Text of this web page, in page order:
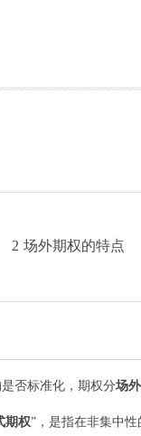
2 场外期权的特点
否标准化，期权分场
期权”，是指在非集中